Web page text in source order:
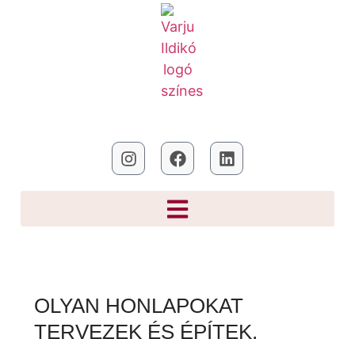
OLYAN HONLAPOKAT
TERVEZEK ÉS ÉPÍTEK,